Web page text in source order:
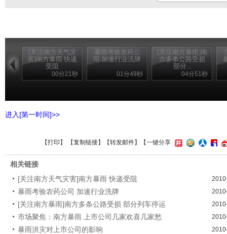
[关注南方天气灾
害]南方暴雨 快递
受阻
00分21秒
暴雨考验农药公
司 加速行业洗牌
01分49秒
[关注南方暴雨]南
方多条公路受损
部分...
04分51秒
进入[第一时间]>>
【打印 】 【复制链接】【转发邮件】【一键分享
相关链接
[关注南方天气灾害]南方暴雨 快递受阻
暴雨考验农药公司 加速行业洗牌
[关注南方暴雨]南方多条公路受损 部分列车停运
市场聚焦：南方暴雨 上市公司几家欢喜几家愁
暴雨洪灾对上市公司的影响